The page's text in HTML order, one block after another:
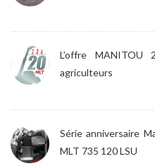
L’offre MANITOU
agriculteurs
Série anniversaire
MLT 735 120 LSU